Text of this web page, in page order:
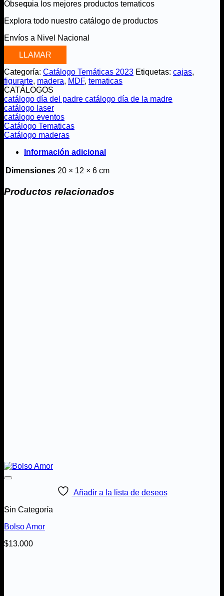
Obsequia los mejores productos tematicos
Explora todo nuestro catálogo de productos
Envíos a Nivel Nacional
LLAMAR
Categoría: Catálogo Temáticas 2023 Etiquetas: cajas,
figurarte, madera, MDF, tematicas
CATÁLOGOS
catálogo día del padre catálogo día de la madre
catálogo laser
catálogo eventos
Catálogo Tematicas
Catálogo maderas
Información adicional
Dimensiones 20 × 12 × 6 cm
Productos relacionados
Añadir a la lista de deseos
Sin Categoría
Bolso Amor
$13.000